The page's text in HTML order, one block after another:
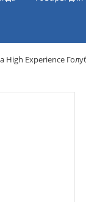
High Experience